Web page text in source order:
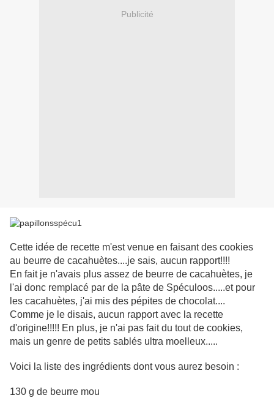
Publicité
Cette idée de recette m'est venue en faisant des cookies
au beurre de cacahuètes....je sais, aucun rapport!!!!
En fait je n'avais plus assez de beurre de cacahuètes, je
l'ai donc remplacé par de la pâte de Spéculoos.....et pour
les cacahuètes, j'ai mis des pépites de chocolat....
Comme je le disais, aucun rapport avec la recette
d'origine!!!!! En plus, je n'ai pas fait du tout de cookies,
mais un genre de petits sablés ultra moelleux.....
Voici la liste des ingrédients dont vous aurez besoin :
130 g de beurre mou